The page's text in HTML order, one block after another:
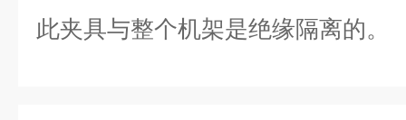
此夹具与整个机架是绝缘隔离的。